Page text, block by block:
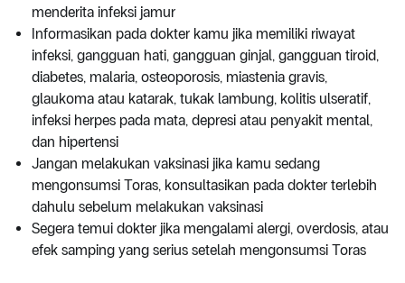
menderita infeksi jamur
Informasikan pada dokter kamu jika memiliki riwayat
infeksi, gangguan hati, gangguan ginjal, gangguan tiroid,
diabetes, malaria, osteoporosis, miastenia gravis,
glaukoma atau katarak, tukak lambung, kolitis ulseratif,
infeksi herpes pada mata, depresi atau penyakit mental,
dan hipertensi
Jangan melakukan vaksinasi jika kamu sedang
mengonsumsi Toras, konsultasikan pada dokter terlebih
dahulu sebelum melakukan vaksinasi
Segera temui dokter jika mengalami alergi, overdosis, atau
efek samping yang serius setelah mengonsumsi Toras